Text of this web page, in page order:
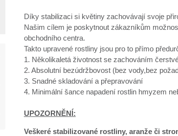
Díky stabilizaci si květiny zachovávají svoje
Našim cílem je poskytnout zákazníkům
obchodního centra.
Takto upravené rostliny jsou pro to přímo
1. Několikaletá životnost se zachováním
2. Absolutní bezúdržbovost (bez vody,bez
3. Snadné skladování a přepravování
4. Minimální šance napadení rostlin hmyzem
UPOZORNĚNÍ:
Veškeré stabilizované rostliny, aranže či